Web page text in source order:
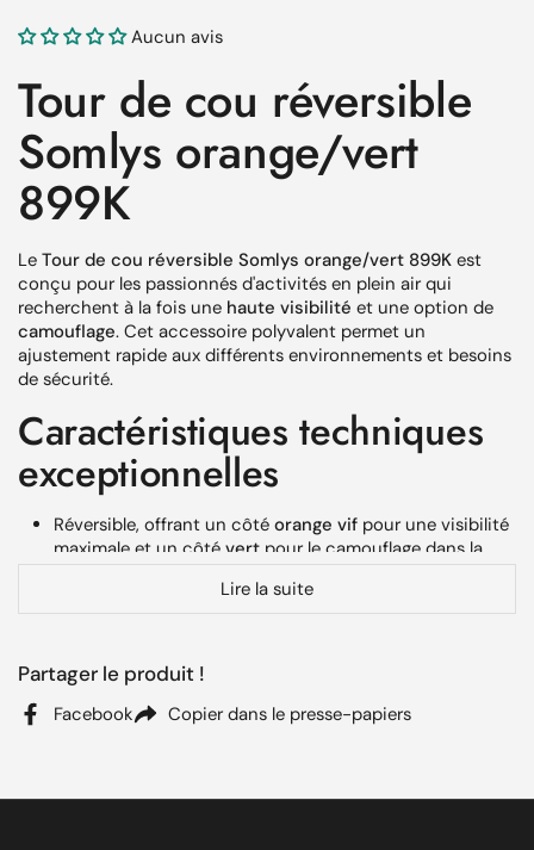
Aucun avis
Tour de cou réversible
Somlys orange/vert
899K
Le Tour de cou réversible Somlys orange/vert 899K est
conçu pour les passionnés d'activités en plein air qui
recherchent à la fois une haute visibilité et une option de
camouflage. Cet accessoire polyvalent permet un
ajustement rapide aux différents environnements et besoins
de sécurité.
Caractéristiques techniques
exceptionnelles
Réversible, offrant un côté orange vifpour une visibilité
maximale et un côté vertpour le camouflage dans la
nature.
Fabriqué avec des matériaux dehaute qualité: extérieur
personnalisé.
autresactivités en extérieurnécessitant flexibilité et
Lire la suite
Partager le produit !
Facebook Copier dans le presse-papiers